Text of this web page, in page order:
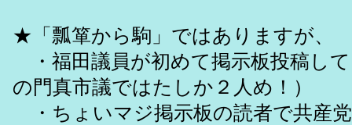
★「瓢箪から駒」ではありますが、
・福田議員が初めて掲示板投稿し
の門真市議ではたしか２人め！）
・ちょいマジ掲示板の読者で共産